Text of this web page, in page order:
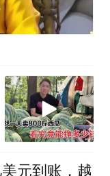
元到账，越